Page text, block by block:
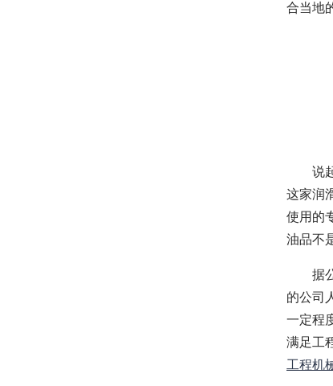
合当地
说起
这家润
使用的
油品不
据公
的公司
一定程
满足工
工程机